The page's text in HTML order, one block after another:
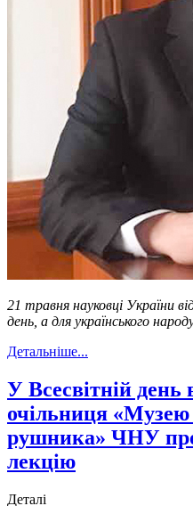
21 травня науковці України
день, а для українського
Детальніше...
У Всесвітній
очільниця «Музею
рушника» ЧНУ
лекцію
Деталі